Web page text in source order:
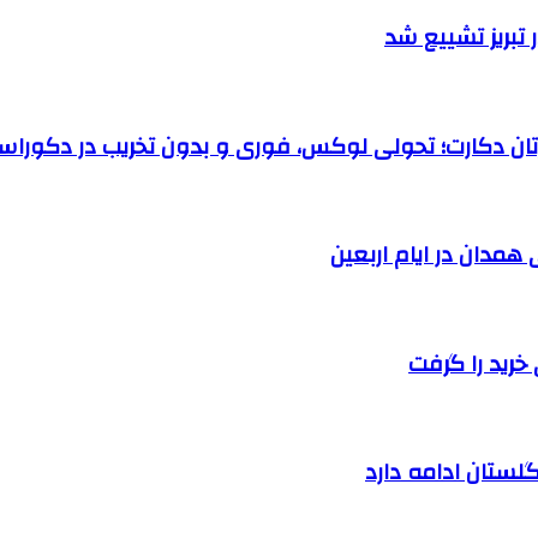
تشییع شد
دکارت؛ تحولی لوکس، فوری و بدون تخریب در
را گرفت
ادامه دارد